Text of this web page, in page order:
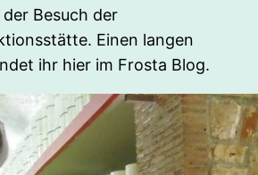
Besuch der
Einen langen
ihr hier im Frosta Blog.